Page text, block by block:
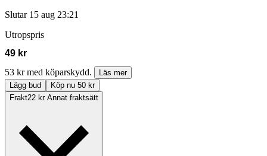
Slutar 15 aug 23:21
Utropspris
49 kr
53 kr med köparskydd.
Läs mer
Lägg bud
Köp nu 50 kr
Frakt22 kr Annat fraktsätt